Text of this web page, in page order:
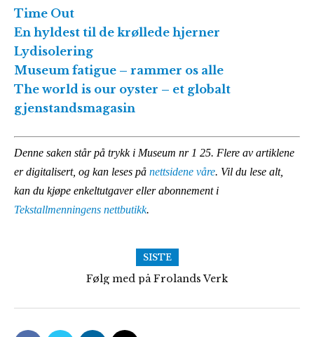
Time Out
En hyldest til de krøllede hjerner
Lydisolering
Museum fatigue – rammer os alle
The world is our oyster – et globalt
gjenstandsmagasin
Denne saken står på trykk i Museum nr 1 25. Flere av artiklene
er digitalisert, og kan leses på nettsidene våre. Vil du lese alt,
kan du kjøpe enkeltutgaver eller abonnement i
Tekstallmenningens nettbutikk.
SISTE
Følg med på Frolands Verk